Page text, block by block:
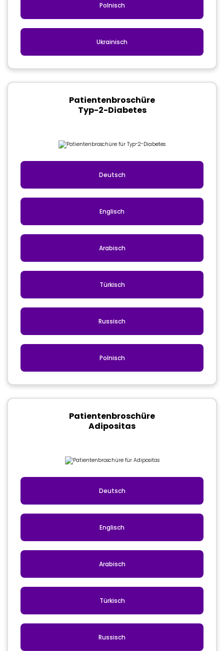
Polnisch
Ukrainisch
Patientenbroschüre
Typ-2-Diabetes
Deutsch
Englisch
Arabisch
Türkisch
Russisch
Polnisch
Patientenbroschüre
Adipositas
Deutsch
Englisch
Arabisch
Türkisch
Russisch